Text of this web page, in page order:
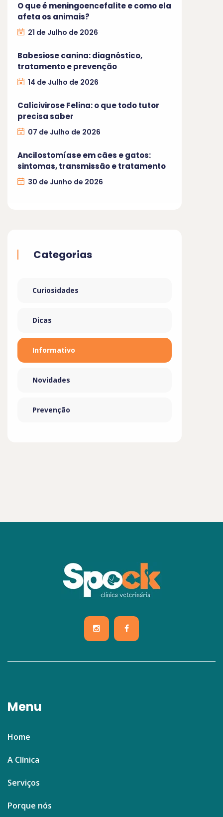
O que é meningoencefalite e como ela
afeta os animais?
21 de Julho de 2026
Babesiose canina: diagnóstico,
tratamento e prevenção
14 de Julho de 2026
Calicivirose Felina: o que todo tutor
precisa saber
07 de Julho de 2026
Ancilostomíase em cães e gatos:
sintomas, transmissão e tratamento
30 de Junho de 2026
Categorias
Curiosidades
Dicas
Informativo
Novidades
Prevenção
Menu
Home
A Clínica
Serviços
Porque nós